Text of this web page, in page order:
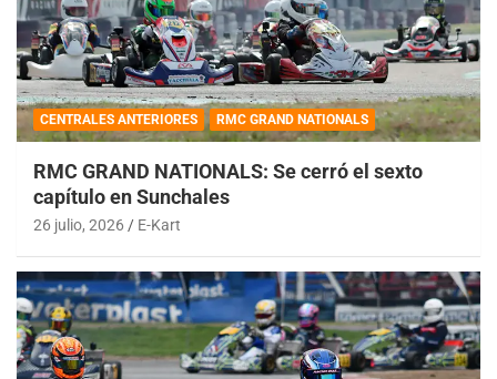
CENTRALES ANTERIORES RMC GRAND NATIONALS
RMC GRAND NATIONALS: Se cerró el sexto
capítulo en Sunchales
26 julio, 2026 E-Kart